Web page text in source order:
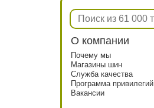
О компании
Почему мы
Магазины шин
Служба качества
Программа привилегий
Вакансии